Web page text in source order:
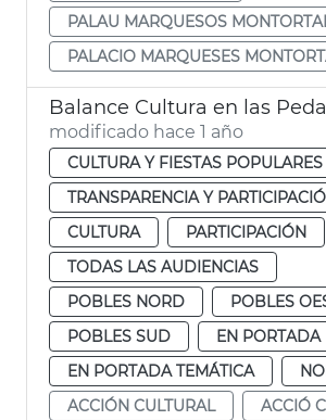
PALAU MARQUESOS
PALACIO MARQUESES
modificado hace 1 año
CULTURA Y FIESTAS POPULARES
TRANSPARENCIA Y
CULTURA
PARTICIPACIÓN
TODAS LAS AUDIENCIAS
POBLES NORD
POBLES
POBLES SUD
EN PORTADA
EN PORTADA TEMÁTICA
ACCIÓN CULTURAL
ACCIÓ